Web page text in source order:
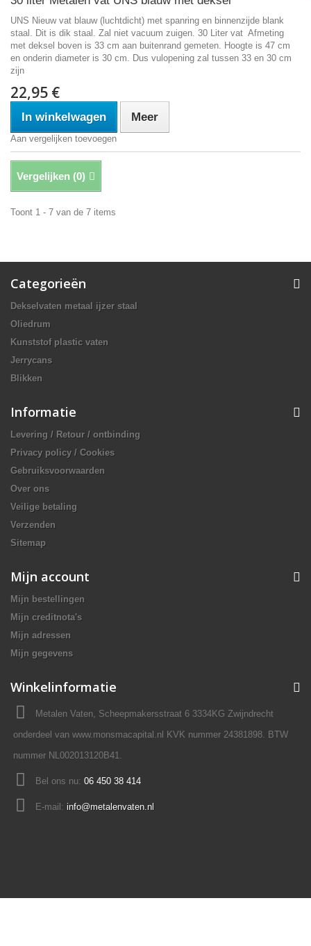
UNS Nieuw vat blauw (luchtdicht) met spanring en binnenzijde blank
staal. Dit is dik staal. Zal niet vacuum zuigen. 30 Liter vat Afmeting
met deksel boven is 33 cm aan buitenrand gemeten. Hoogte is 47 cm
en onderin diameter is 30 cm. Dus vulopening zal tussen 33 en 30 cm
zijn
22,95 €
In winkelwagen Meer
Aan vergelijken toevoegen
Vergelijken (0)
Toont 1 - 7 van de 7 items
Categorieën
Dekselvaten metaal ijzer staal
Oliedrum
Kunststof plastic vaten
Jerrycans
Blikken
Informatie
Levering / Retour / ontbinding
Privacy policy / Cookies
Gebruiksvoorwaarden
Over ons
Veilige betaling
Verzenden
Sitemap
Mijn account
Mijn bestellingen
Mijn creditnota's
Mijn adressen
Mijn gegevens
Winkelinformatie
Metalen Vaten, Scheepmakersstraat 6 3334KG Zwijndrecht
onderdeel van www.monsmacapital.nl KVK nummer 24381898. BTW
nummer NL002013120B41.
Bel ons nu: 06 450 38 414
E-mail: info@metalenvaten.nl